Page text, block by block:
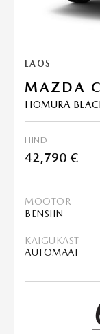
LAOS
MAZDA
HOMURA
HIND
42,790 €
MOOTOR
BENSIIN
KÄIGUKAST
AUTOMAAT